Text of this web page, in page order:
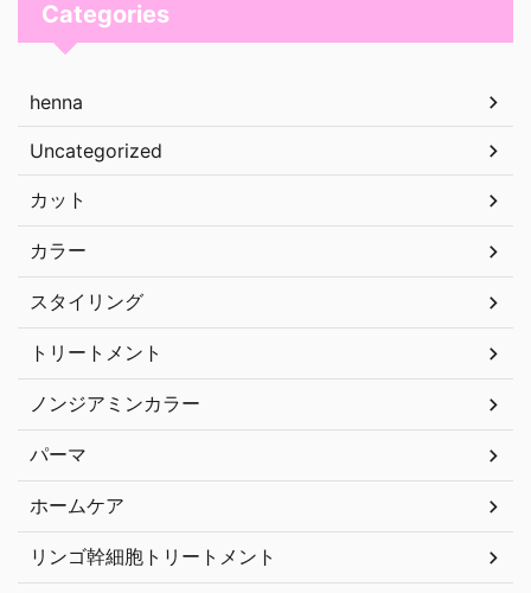
Categories
henna
Uncategorized
カット
カラー
スタイリング
トリートメント
ノンジアミンカラー
パーマ
ホームケア
リンゴ幹細胞トリートメント